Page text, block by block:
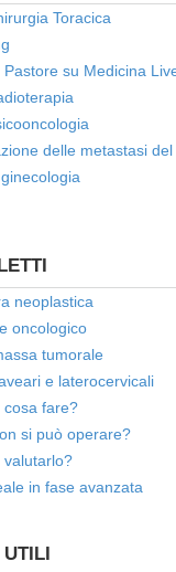
Toracica
su Medicina
delle metastasi
neoplastica
oncologico
tumorale
e laterocervicali
cosa fare?
si può operare?
valutarlo?
in fase avanzata
UTILI